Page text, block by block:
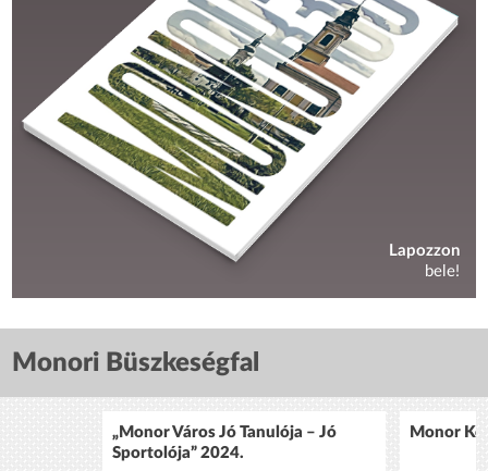
Lapozzon
bele!
Monori Büszkeségfal
„Monor Város Jó Tanulója – Jó
Sportolója” 2024.
Monor